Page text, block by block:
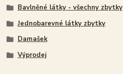
Bavlněné látky - všechny zbytky
Jednobarevné látky zbytky
Damašek
Výprodej